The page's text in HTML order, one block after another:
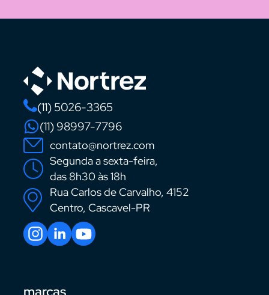
(11) 5026-3365
(11) 98997-7796
contato@nortrez.com
Segunda a sexta-feira,
das 8h30 às 18h
Rua Carlos de Carvalho, 4152
Centro, Cascavel-PR